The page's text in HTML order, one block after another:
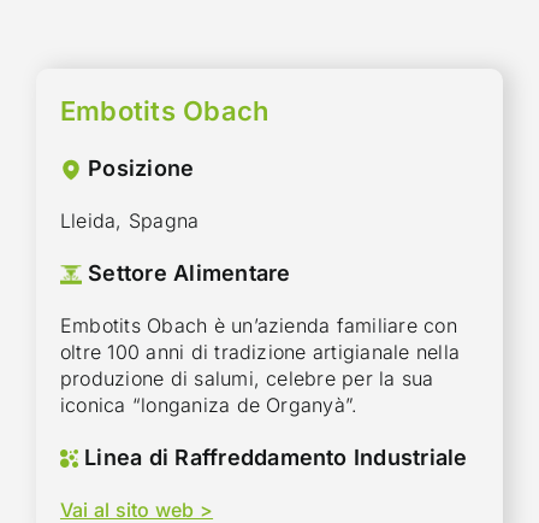
Embotits Obach
Posizione
Lleida, Spagna
Settore Alimentare
Embotits Obach è un’azienda familiare con
oltre 100 anni di tradizione artigianale nella
produzione di salumi, celebre per la sua
iconica “longaniza de Organyà”.
Linea di Raffreddamento Industriale
Vai al sito web >